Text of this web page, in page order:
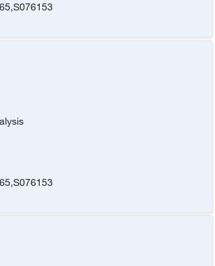
,S076153
,S076153